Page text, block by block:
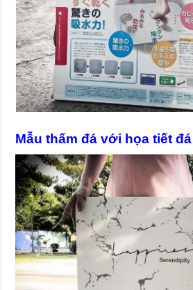
Mẫu thẩm đá với họa tiết